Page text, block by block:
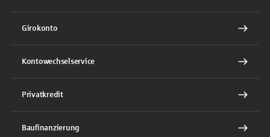
Girokonto
Kontowechselservice
Privatkredit
Baufinanzierung